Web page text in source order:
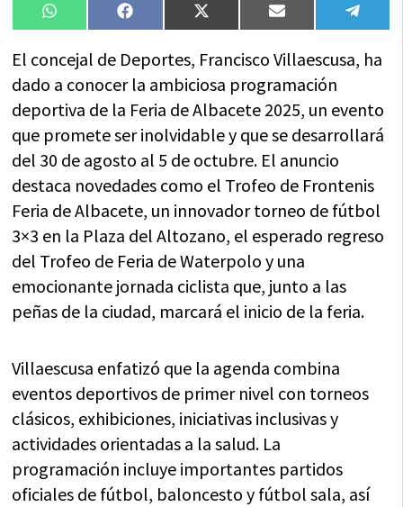
Compartir
en
WhatsAppCompartir
en
FacebookCompartir
en
X
(Twitter)
Compartir
en
Email
en
El concejal de Deportes, Francisco Villaescusa, ha
dado a conocer la ambiciosa programación
deportiva de la Feria de Albacete 2025, un evento
que promete ser inolvidable y que se desarrollará
del 30 de agosto al 5 de octubre. El anuncio
destaca novedades como el Trofeo de Frontenis
Feria de Albacete, un innovador torneo de fútbol
3×3 en la Plaza del Altozano, el esperado regreso
del Trofeo de Feria de Waterpolo y una
emocionante jornada ciclista que, junto a las
peñas de la ciudad, marcará el inicio de la feria.
Villaescusa enfatizó que la agenda combina
eventos deportivos de primer nivel con torneos
clásicos, exhibiciones, iniciativas inclusivas y
actividades orientadas a la salud. La
programación incluye importantes partidos
oficiales de fútbol, baloncesto y fútbol sala, así